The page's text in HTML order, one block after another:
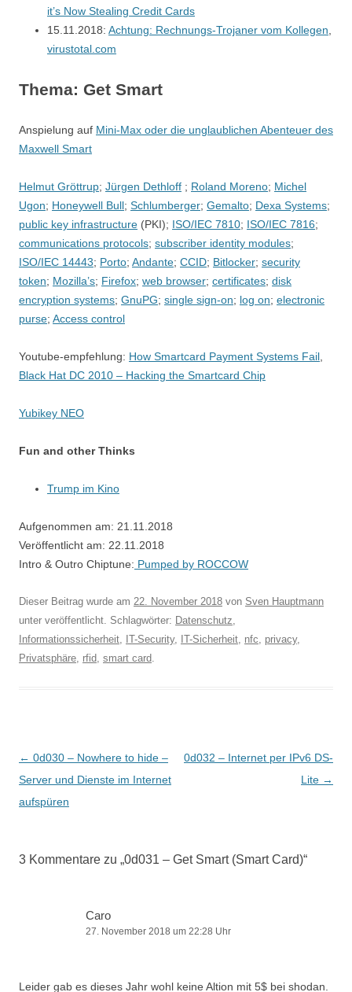
it’s Now Stealing Credit Cards
15.11.2018: Achtung: Rechnungs-Trojaner vom Kollegen
virustotal.com
Thema: Get Smart
Anspielung auf Mini-Max oder die unglaublichen Abenteuer des
Maxwell Smart
Helmut Gröttrup; Jürgen Dethloff ; Roland Moreno; Michel
Ugon; Honeywell Bull; Schlumberger; Gemalto; Dexa Systems;
public key infrastructure (PKI); ISO/IEC 7810; ISO/IEC 7816;
communications protocols; subscriber identity modules;
ISO/IEC 14443; Porto; Andante; CCID; Bitlocker; security
token; Mozilla’s; Firefox; web browser; certificates; disk
encryption systems; GnuPG; single sign-on; log on; electronic
purse; Access control
Youtube-empfehlung: How Smartcard Payment Systems Fail
Black Hat DC 2010 – Hacking the Smartcard Chip
Yubikey NEO
Fun and other Thinks
Trump im Kino
Aufgenommen am: 21.11.2018
Veröffentlicht am: 22.11.2018
Intro & Outro Chiptune: Pumped by ROCCOW
Dieser Beitrag wurde am 22. November 2018 von Sven Hauptmann
unter veröffentlicht. Schlagwörter: Datenschutz,
Informationssicherheit, IT-Security, IT-Sicherheit, nfc, privacy,
Privatsphäre, rfid, smart card.
Beitragsnavigation
← 0d030 – Nowhere to hide –
Server und Dienste im Internet
aufspüren
0d032 – Internet per IPv6 DS-
Lite →
3 Kommentare zu „0d031 – Get Smart (Smart Card)“
Caro
27. November 2018 um 22:28 Uhr
Leider gab es dieses Jahr wohl keine Altion mit 5$ bei shodan.